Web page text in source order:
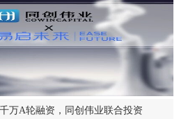
万A轮融资，同创伟业联合投资